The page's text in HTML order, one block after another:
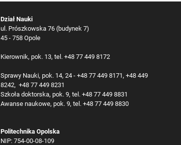
Dział Nauki
ul. Prószkowska 76 (budynek 7)
45 - 758 Opole
Kierownik, pok. 13, tel. +48 77 449 8172
Sprawy Nauki, pok. 14, 24 - +48 77 449 8171, +48 449
8242, +48 77 449 8231
Szkoła doktorska, pok. 9, tel. +48 77 449 8831
Awanse naukowe, pok. 9, tel. +48 77 449 8830
Politechnika Opolska
NIP: 754-00-08-109